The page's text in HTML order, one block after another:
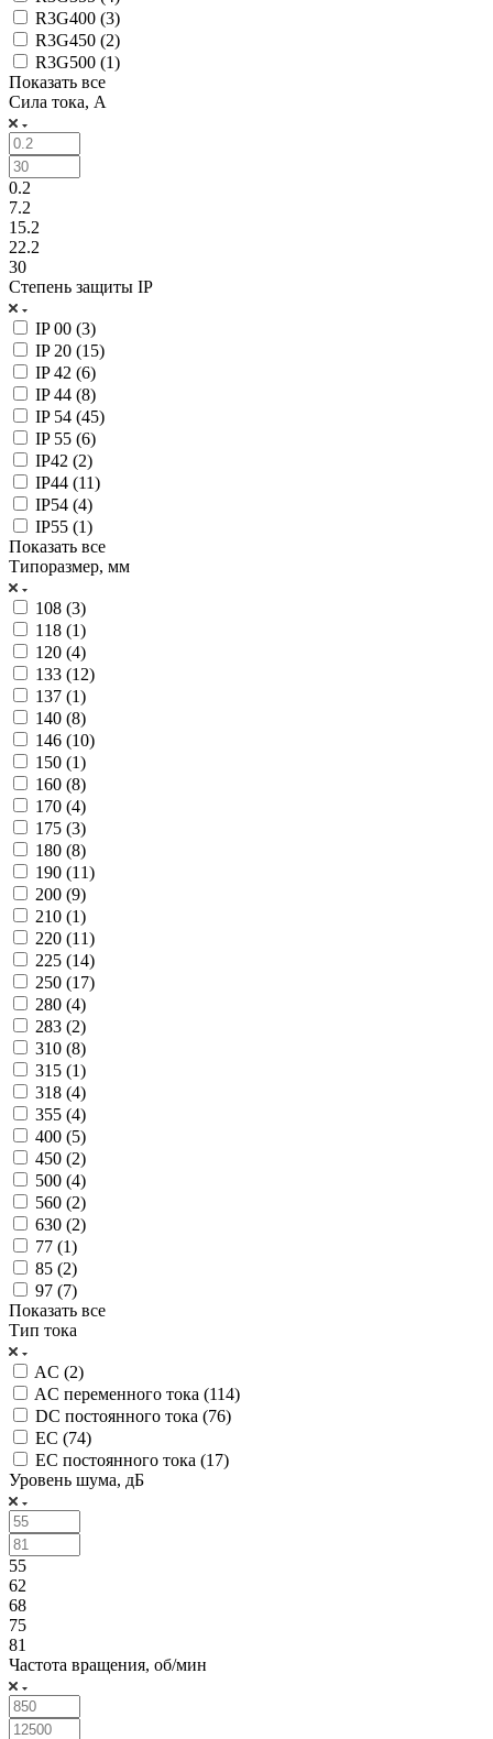
R3G400 (3)
R3G450 (2)
R3G500 (1)
Показать все
Сила тока, А
0.2
7.2
15.2
22.2
30
Степень защиты IP
IP 00 (3)
IP 20 (15)
IP 42 (6)
IP 44 (8)
IP 54 (45)
IP 55 (6)
IP42 (2)
IP44 (11)
IP54 (4)
IP55 (1)
Показать все
Типоразмер, мм
108 (3)
118 (1)
120 (4)
133 (12)
137 (1)
140 (8)
146 (10)
150 (1)
160 (8)
170 (4)
175 (3)
180 (8)
190 (11)
200 (9)
210 (1)
220 (11)
225 (14)
250 (17)
280 (4)
283 (2)
310 (8)
315 (1)
318 (4)
355 (4)
400 (5)
450 (2)
500 (4)
560 (2)
630 (2)
77 (1)
85 (2)
97 (7)
Показать все
Тип тока
AC (2)
AC переменного тока (114)
DC постоянного тока (76)
EC (74)
EC постоянного тока (17)
Уровень шума, дБ
55
62
68
75
81
Частота вращения, об/мин